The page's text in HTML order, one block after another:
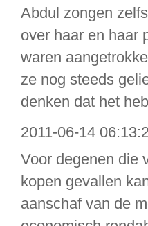
Abdul zongen
over haar en haar
waren
ze nog steeds
denken dat het
2011-06-14
Voor degenen die
kopen gevallen
aanschaf van de